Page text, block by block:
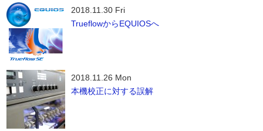
2018.11.30 Fri
TrueflowからEQUIOSへ
2018.11.26 Mon
本機校正に対する誤解